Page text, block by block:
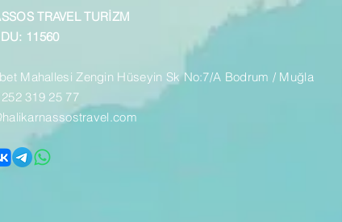
TRAVEL TURİZM
11560
Mahallesi Zengin Hüseyin Sk No:7/A Bodrum / Muğla
319 25 77